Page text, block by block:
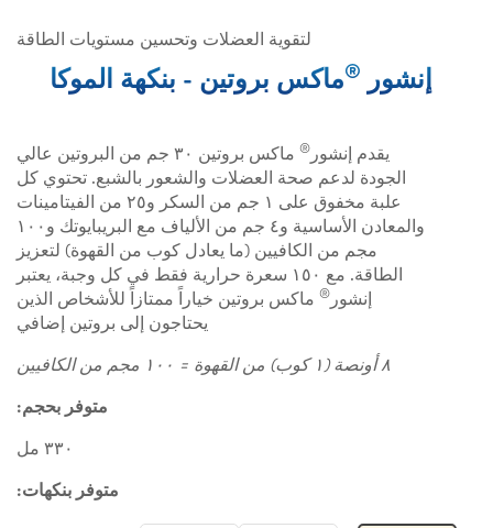
لتقوية العضلات وتحسين مستويات الطاقة
إنشور ®ماكس بروتين - بنكهة الموكا
يقدم إنشور ®
ماكس بروتين ٣٠ جم من البروتين عالي
الجودة لدعم صحة العضلات والشعور بالشبع. تحتوي كل
علبة مخفوق على ١ جم من السكر و٢٥ من الفيتامينات
والمعادن الأساسية و٤ جم من الألياف مع البريبايوتك و١٠٠
مجم من الكافيين (ما يعادل كوب من القهوة) لتعزيز
الطاقة. مع ١٥٠ سعرة حرارية فقط في كل وجبة، يعتبر
إنشور ® ماكس بروتين خياراً ممتازاً للأشخاص الذين
يحتاجون إلى بروتين إضافي
٨ أونصة (١ كوب) من القهوة = ١٠٠ مجم من الكافيين
متوفر بحجم:
٣٣٠ مل
متوفر بنكهات: